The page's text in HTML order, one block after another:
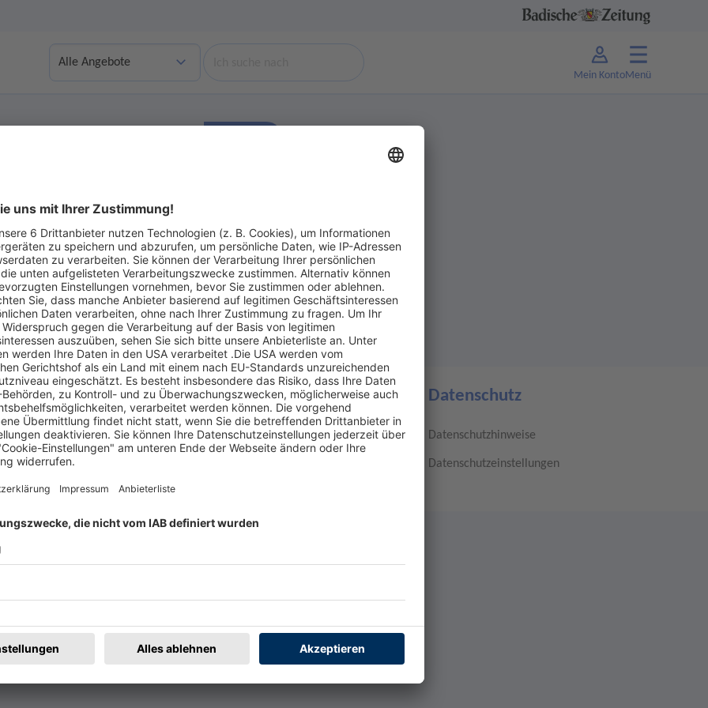
Mein KontoMenü
Angebote anzeigen Ohne Gebot
zeitung.de
Rechtliches
Impressum
Datenschutz
Datenschutzhinweise
Datenschutzeinstellungen